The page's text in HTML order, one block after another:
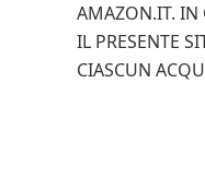
AMAZON.IT. IN
IL PRESENTE
CIASCUN